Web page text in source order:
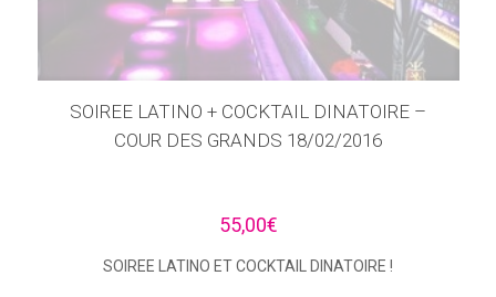
SOIREE LATINO + COCKTAIL DINATOIRE –
COUR DES GRANDS 18/02/2016
55,00€
SOIREE LATINO ET COCKTAIL DINATOIRE !